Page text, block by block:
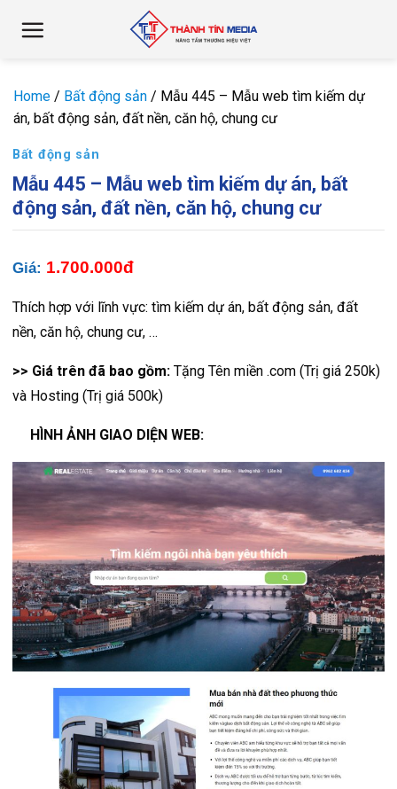
đến
Home / Bất động sản / Mẫu 445 – Mẫu web tìm kiếm dự
án, bất động sản, đất nền, căn hộ, chung cư
Bất động sản
Mẫu 445 – Mẫu web tìm kiếm dự án, bất
động sản, đất nền, căn hộ, chung cư
Giá: 1.700.000đ
Thích hợp với lĩnh vực: tìm kiếm dự án, bất động sản, đất
nền, căn hộ, chung cư, …
>> Giá trên đã bao gồm: Tặng Tên miền .com (Trị giá 250k)
và Hosting (Trị giá 500k)
HÌNH ẢNH GIAO DIỆN WEB: